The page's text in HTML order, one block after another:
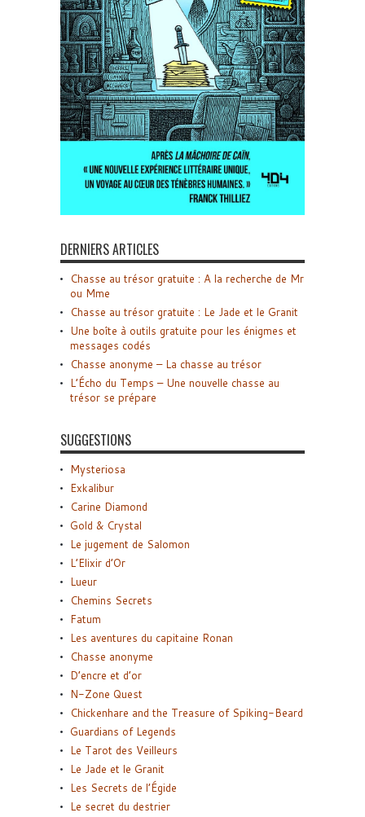
DERNIERS ARTICLES
Chasse au trésor gratuite : A la recherche de Mr
ou Mme
Chasse au trésor gratuite : Le Jade et le Granit
Une boîte à outils gratuite pour les énigmes et
messages codés
Chasse anonyme – La chasse au trésor
L’Écho du Temps – Une nouvelle chasse au
trésor se prépare
SUGGESTIONS
Mysteriosa
Exkalibur
Carine Diamond
Gold & Crystal
Le jugement de Salomon
L’Elixir d’Or
Lueur
Chemins Secrets
Fatum
Les aventures du capitaine Ronan
Chasse anonyme
D’encre et d’or
N-Zone Quest
Chickenhare and the Treasure of Spiking-Beard
Guardians of Legends
Le Tarot des Veilleurs
Le Jade et le Granit
Les Secrets de l’Égide
Le secret du destrier